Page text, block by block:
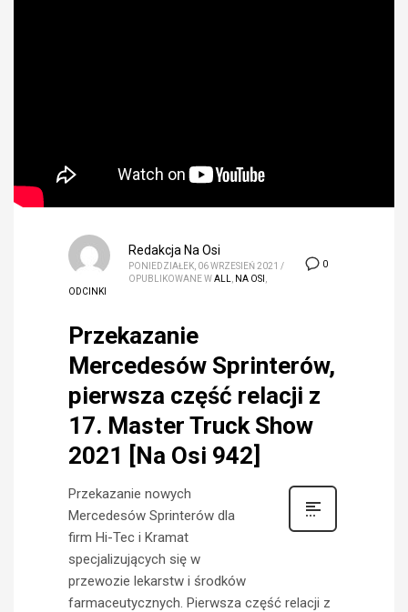
0
Redakcja Na Osi
PONIEDZIAŁEK, 06 WRZESIEŃ 2021 /
OPUBLIKOWANE WALL NA OSI
ODCINKI
Przekazanie
Mercedesów Sprinterów,
pierwsza część relacji z
17. Master Truck Show
2021 [Na Osi 942]
Przekazanie nowych
Mercedesów Sprinterów dla
firm Hi-Tec i Kramat
specjalizujących się w
przewozie lekarstw i środków
farmaceutycznych. Pierwsza część relacji z